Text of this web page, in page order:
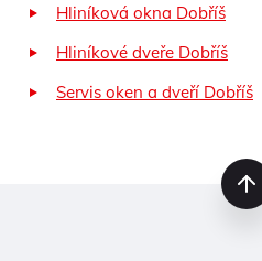
Hliníková okna Dobříš
Hliníkové dveře Dobříš
Servis oken a dveří Dobříš